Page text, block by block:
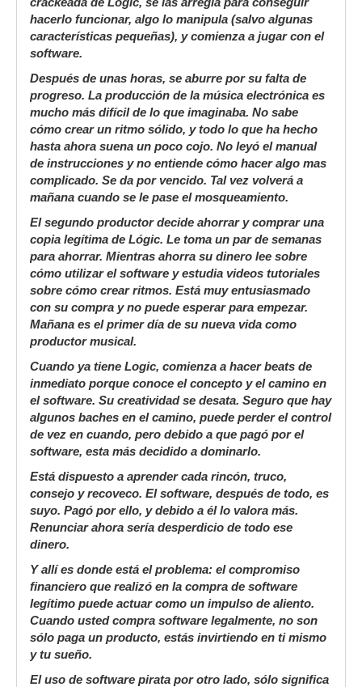
hacerlo funcionar, algo lo manipula (salvo algunas
características pequeñas), y comienza a jugar con el
software.
Después de unas horas, se aburre por su falta de
progreso. La producción de la música electrónica es
mucho más difícil de lo que imaginaba. No sabe
cómo crear un ritmo sólido, y todo lo que ha hecho
hasta ahora suena un poco cojo. No leyó el manual
de instrucciones y no entiende cómo hacer algo mas
complicado. Se da por vencido. Tal vez volverá a
mañana cuando se le pase el mosqueamiento.
El segundo productor decide ahorrar y comprar una
copia legítima de Lógic. Le toma un par de semanas
para ahorrar. Mientras ahorra su dinero lee sobre
cómo utilizar el software y estudia videos tutoriales
sobre cómo crear ritmos. Está muy entusiasmado
con su compra y no puede esperar para empezar.
Mañana es el primer día de su nueva vida como
productor musical.
Cuando ya tiene Logic, comienza a hacer beats de
inmediato porque conoce el concepto y el camino en
el software. Su creatividad se desata. Seguro que hay
algunos baches en el camino, puede perder el control
de vez en cuando, pero debido a que pagó por el
software, esta más decidido a dominarlo.
Está dispuesto a aprender cada rincón, truco,
consejo y recoveco. El software, después de todo, es
suyo. Pagó por ello, y debido a él lo valora más.
Renunciar ahora sería desperdicio de todo ese
dinero.
Y allí es donde está el problema: el compromiso
financiero que realizó en la compra de software
legítimo puede actuar como un impulso de aliento.
Cuando usted compra software legalmente, no son
sólo paga un producto, estás invirtiendo en ti mismo
y tu sueño.
El uso de software pirata por otro lado, sólo significa